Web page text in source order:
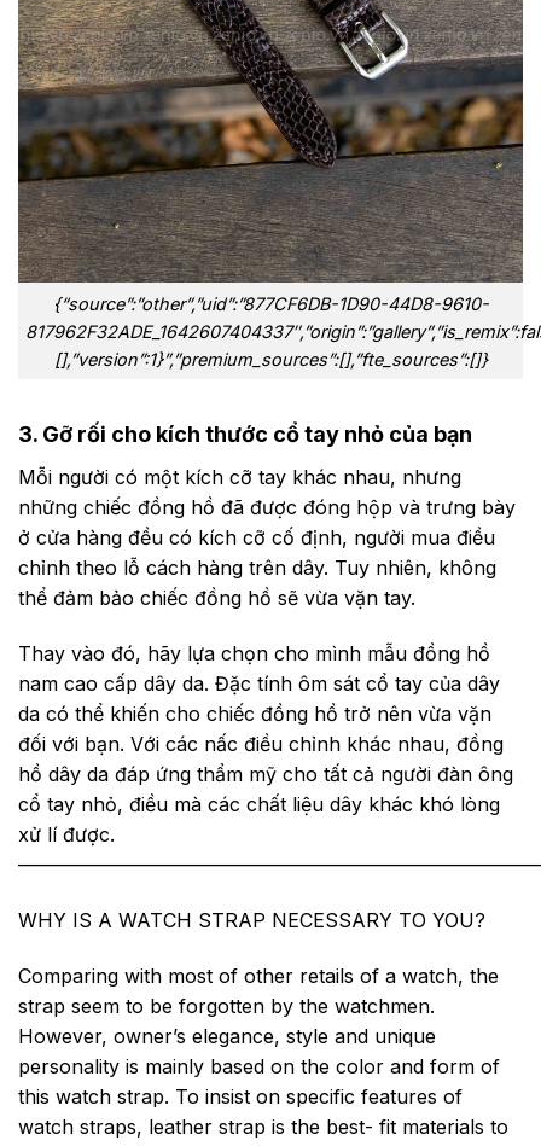
{“source”:”other”,”uid”:”877CF6DB-1D90-44D8-9610-
[],”version”:1}”,”premium_sources”:[],”fte_sources”:[]}
3. Gỡ rối cho kích thước cổ tay nhỏ của bạn
Mỗi người có một kích cỡ tay khác nhau, nhưng
những chiếc đồng hồ đã được đóng hộp và trưng bày
ở cửa hàng đều có kích cỡ cố định, người mua điều
chỉnh theo lỗ cách hàng trên dây. Tuy nhiên, không
thể đảm bảo chiếc đồng hồ sẽ vừa vặn tay.
Thay vào đó, hãy lựa chọn cho mình mẫu đồng hồ
nam cao cấp dây da. Đặc tính ôm sát cổ tay của dây
da có thể khiến cho chiếc đồng hồ trở nên vừa vặn
đối với bạn. Với các nấc điều chỉnh khác nhau, đồng
hồ dây da đáp ứng thẩm mỹ cho tất cả người đàn ông
cổ tay nhỏ, điều mà các chất liệu dây khác khó lòng
xử lí được.
WHY IS A WATCH STRAP NECESSARY TO YOU?
Comparing with most of other retails of a watch, the
strap seem to be forgotten by the watchmen.
However, owner’s elegance, style and unique
personality is mainly based on the color and form of
this watch strap. To insist on specific features of
watch straps, leather strap is the best- fit materials to